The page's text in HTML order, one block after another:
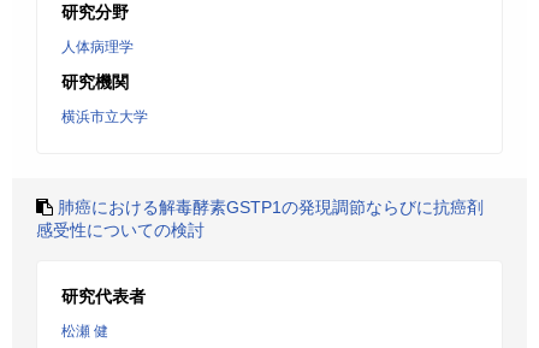
研究分野
人体病理学
研究機関
横浜市立大学
肺癌における解毒酵素GSTP1の発現調節ならびに抗癌剤
感受性についての検討
研究代表者
松瀬 健